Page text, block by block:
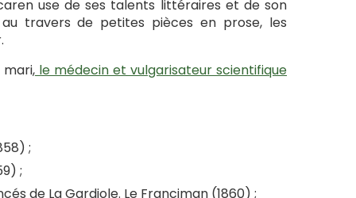
use de ses talents littéraires et de son
travers de petites pièces en prose, les
mari,le médecin et vulgarisateur scientifique
;
;
de La Gardiole. Le Franciman (1860) ;